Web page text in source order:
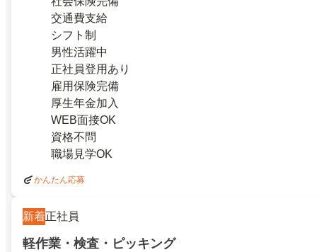
交通費支給
シフト制
男性活躍中
正社員登用あり
雇用保険完備
厚生年金加入
WEB面接OK
資格不問
職場見学OK
かんたん応募
新着正社員
軽作業・検査・ピッキング